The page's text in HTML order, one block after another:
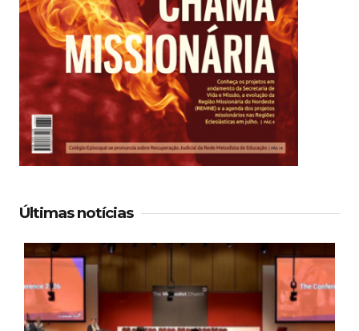
Últimas notícias